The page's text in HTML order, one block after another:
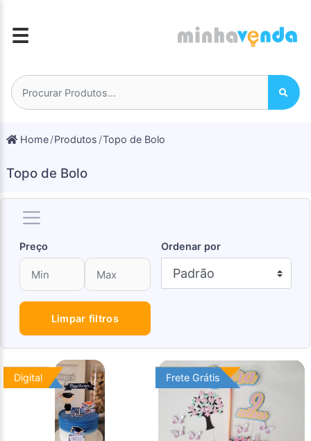
☰
Home Produtos Topo de Bolo
Topo de Bolo
Preço Ordenar por
Limpar filtros
Digital
Digital Frete Grátis
Frete Grátis